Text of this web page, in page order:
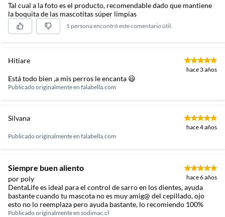
Tal cual a la foto es el producto, recomendable dado que mantiene
la boquita de las mascotitas súper limpias
1 persona encontró este comentario útil.
Hitiare
hace 3 años
Está todo bien ,a mis perros le encanta 😃
Publicado originalmente en falabella.com
Silvana
hace 4 años
Publicado originalmente en falabella.com
Siempre buen aliento
por poly hace 6 años
DentaLife es ideal para el control de sarro en los dientes, ayuda
bastante cuando tu mascota no es muy amig@ del cepillado, ojo
esto no lo reemplaza pero ayuda bastante, lo recomiendo 100%
Publicado originalmente en sodimac.cl